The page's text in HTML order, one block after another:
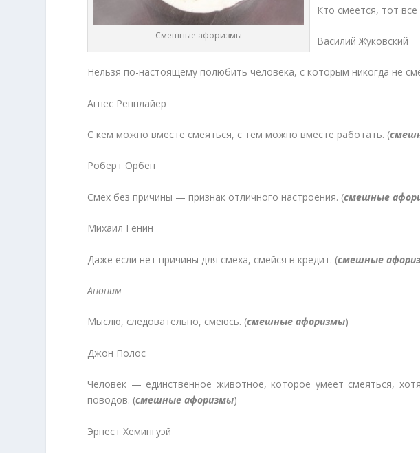
Смешные афоризмы
Кто смеется, тот
Василий Жуковский
Нельзя по-настоящему полюбить человека, с кото­рым никогда не
Агнес Репплайер
С кем можно вместе смеяться, с тем можно вместе работать. (
Роберт Орбен
Смех без причины — признак отличного настро­ения. (смешные
Михаил Генин
Даже если нет причины для смеха, смейся в кредит. (смешные
Аноним
Мыслю, следовательно, смеюсь. (смешные афоризмы)
Джон Полос
Человек — единственное животное, которое умеет смеяться,
поводов. (смешные афоризмы)
Эрнест Хемингуэй